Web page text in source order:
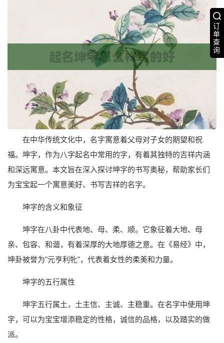
订
单
查
询
在中华传统文化中，名字寓意着父母对子女的期望和祝
福。坤字，作为八字起名中常用的字，有着其独特的吉祥内涵
和深远寓意。本文旨在深入探讨坤字的书写奥秘，帮助家长们
为宝宝起一个寓意美好、书写吉祥的名字。
坤字的含义和象征
坤字在八卦中代表地、母、柔、顺。它象征着大地、母
亲、包容、和谐，有着深厚的大地厚德之意。在《易经》中，
坤卦被誉为"元亨利牝"，代表着女性的柔美和力量。
坤字的五行属性
坤字五行属土，土主信、主诚、主稳重。在名字中使用坤
字，可以为宝宝增添稳定的性格，诚信的品格，以及踏实的做
派。